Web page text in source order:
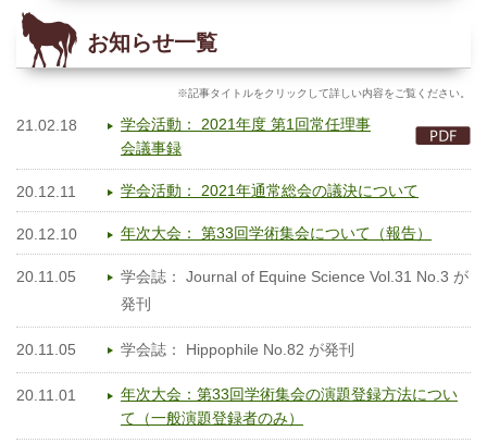
お知らせ一覧
※記事タイトルをクリックして詳しい内容をご覧ください。
21.02.18
学会活動： 2021年度 第1回常任理事
会議事録
20.12.11 学会活動： 2021年通常総会の議決について
20.12.10 年次大会： 第33回学術集会について（報告）
20.11.05
学会誌： Journal of Equine Science Vol.31 No.3 が
発刊
20.11.05 学会誌： Hippophile No.82 が発刊
20.11.01
年次大会：第33回学術集会の演題登録方法につい
て（一般演題登録者のみ）